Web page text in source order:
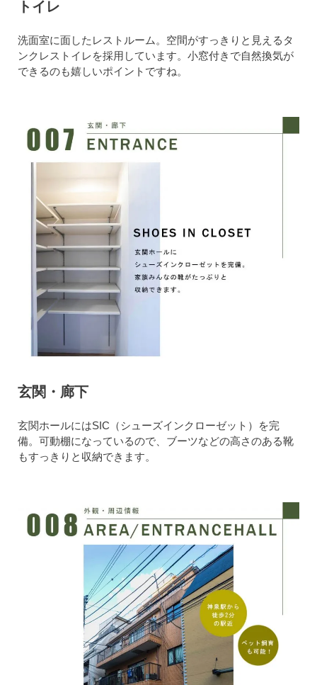
トイレ
洗面室に面したレストルーム。空間がすっきりと見えるタ
ンクレストイレを採用しています。小窓付きで自然換気が
できるのも嬉しいポイントですね。
玄関・廊下
玄関ホールにはSIC（シューズインクローゼット）を完
備。可動棚になっているので、ブーツなどの高さのある靴
もすっきりと収納できます。